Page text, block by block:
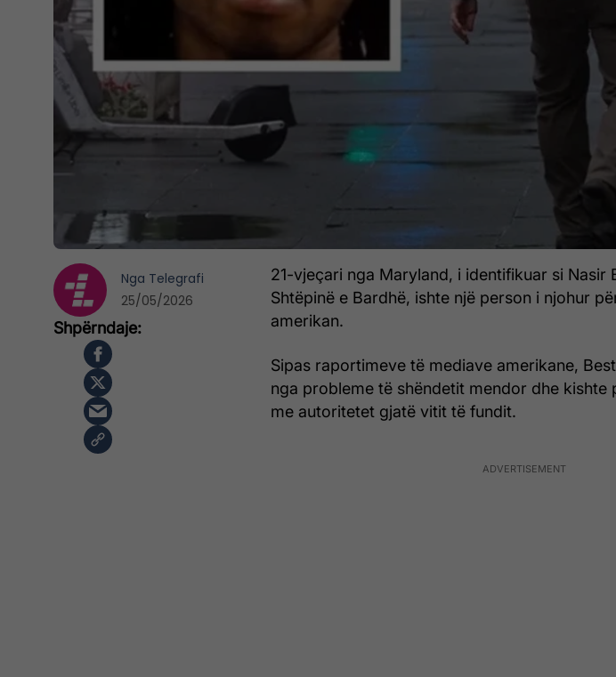
21-vjeçari nga Maryland, i identifikuar si Nasir
Shtëpinë e Bardhë, ishte një person i njohur
amerikan.
Sipas raportimeve të mediave amerikane,
nga probleme të shëndetit mendor dhe kishte
me autoritetet gjatë vitit të fundit.
Nga Telegrafi
25/05/2026